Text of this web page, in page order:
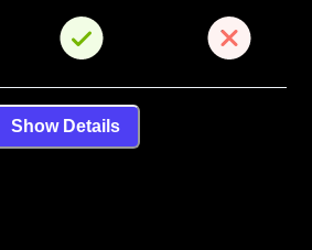
Show Details